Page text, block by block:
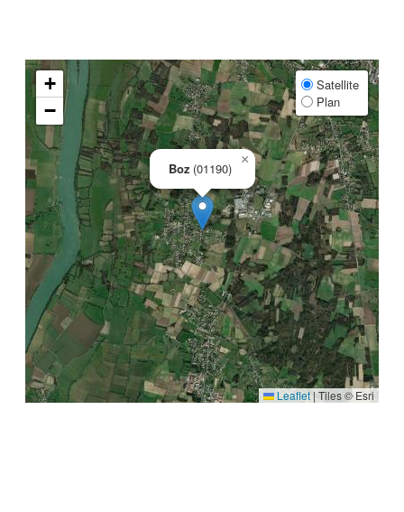
Boz (01190)
×
+
−
Satellite
Plan
Leaflet | Tiles © Esri